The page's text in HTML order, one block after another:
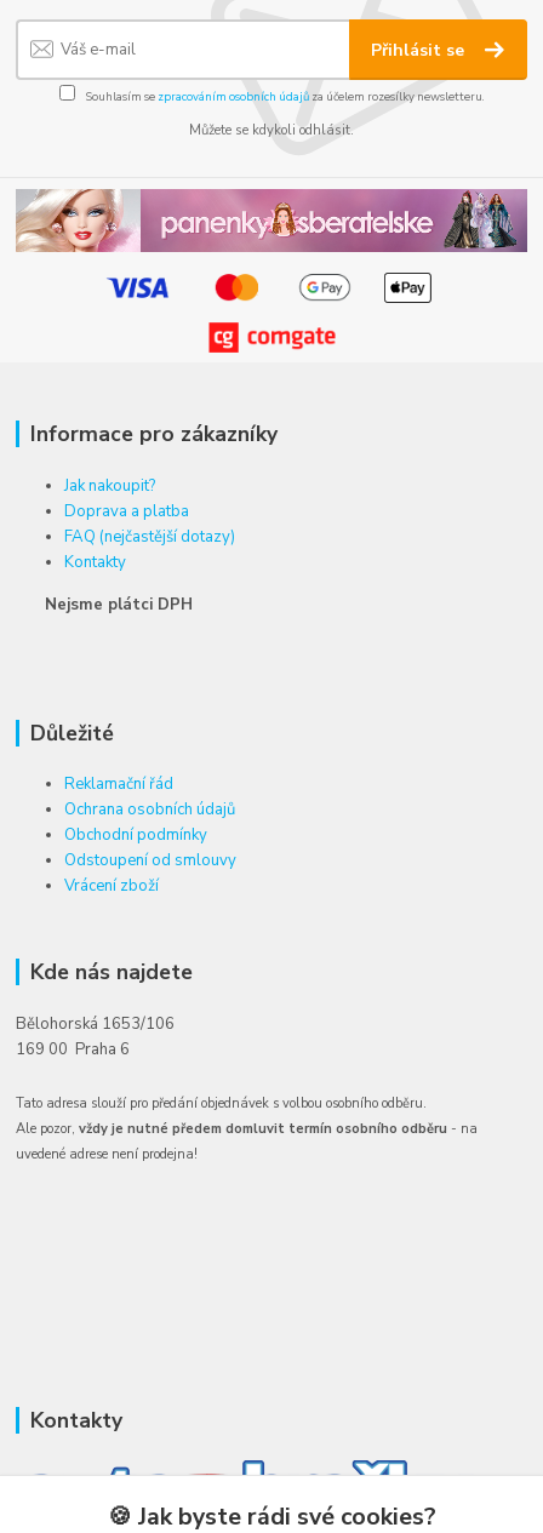
Přihlásit se
Souhlasím se zpracováním osobních údajůza účelem rozesílky newsletteru.
Můžete se kdykoli odhlásit.
Informace pro zákazníky
Jak nakoupit?
Doprava a platba
FAQ (nejčastější dotazy)
Kontakty
Nejsme plátci DPH
Důležité
Reklamační řád
Ochrana osobních údajů
Obchodní podmínky
Odstoupení od smlouvy
Vrácení zboží
Kde nás najdete
Bělohorská 1653/106
169 00 Praha 6
Tato adresa slouží pro předání objednávek s volbou osobního odběru.
Ale pozor,vždy je nutné předem domluvit termín osobního odběru - na
uvedené adrese není prodejna!
Kontakty
🍪 Jak byste rádi své cookies?